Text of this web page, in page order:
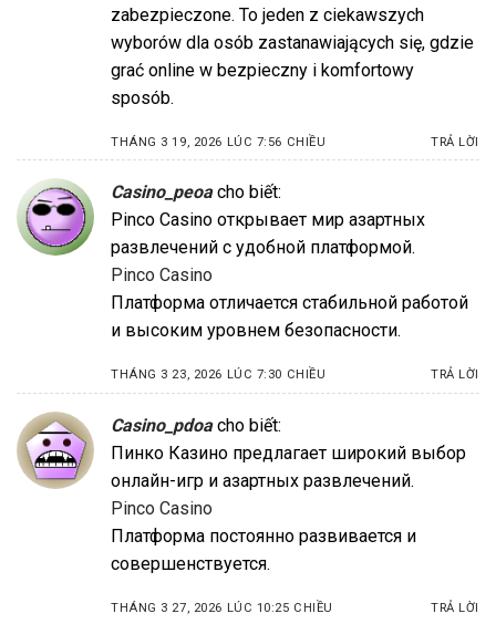
zabezpieczone. To jeden z ciekawszych
wyborów dla osób zastanawiających się, gdzie
grać online w bezpieczny i komfortowy
sposób.
THÁNG 3 19, 2026 LÚC 7:56 CHIỀU TRẢ LỜI
Casino_peoa cho biết:
Pinco Casino открывает мир азартных
развлечений с удобной платформой.
Pinco Casino
Платформа отличается стабильной работой
и высоким уровнем безопасности.
THÁNG 3 23, 2026 LÚC 7:30 CHIỀU TRẢ LỜI
Casino_pdoa cho biết:
Пинко Казино предлагает широкий выбор
онлайн-игр и азартных развлечений.
Pinco Casino
Платформа постоянно развивается и
совершенствуется.
THÁNG 3 27, 2026 LÚC 10:25 CHIỀU TRẢ LỜI